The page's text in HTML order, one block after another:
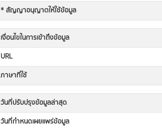
* สัญญาอนุญาตให้ใช้ข้อมูล
เงื่อนไขในการเข้าถึงข้อมูล
URL
ภาษาที่ใช้
วันที่ปรับปรุงข้อมูลล่าสุด
วันที่กำหนดเผยแพร่ข้อมูล